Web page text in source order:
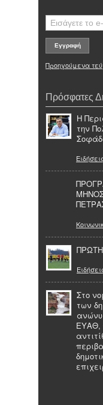
Προηγούμενα
Πρόσφατες
Η
την
Ειδήσεις
Στο
των
ΕΥΑΘ,